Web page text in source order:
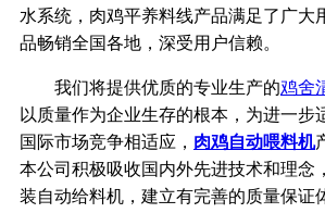
水系统， 肉鸡平养料线产品满足了广大
品畅销全国各地，深受用户信赖。
我们将提供优质的专业生产的鸡舍
以质量作为企业生存的根本， 为进一步
国际市场竞争相适应， 肉鸡自动喂料机
本公司积极吸收国内外先进技术和理念
装自动给料机，建立有完善的质量保证